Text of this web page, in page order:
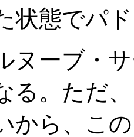
状態でパ
ヌーブ・
る。ただ
から、こ